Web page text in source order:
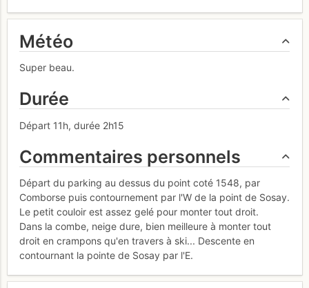
Météo
Super beau.
Durée
Départ 11h, durée 2h15
Commentaires personnels
Départ du parking au dessus du point coté 1548, par
Comborse puis contournement par l'W de la point de Sosay.
Le petit couloir est assez gelé pour monter tout droit.
Dans la combe, neige dure, bien meilleure à monter tout
droit en crampons qu'en travers à ski... Descente en
contournant la pointe de Sosay par l'E.